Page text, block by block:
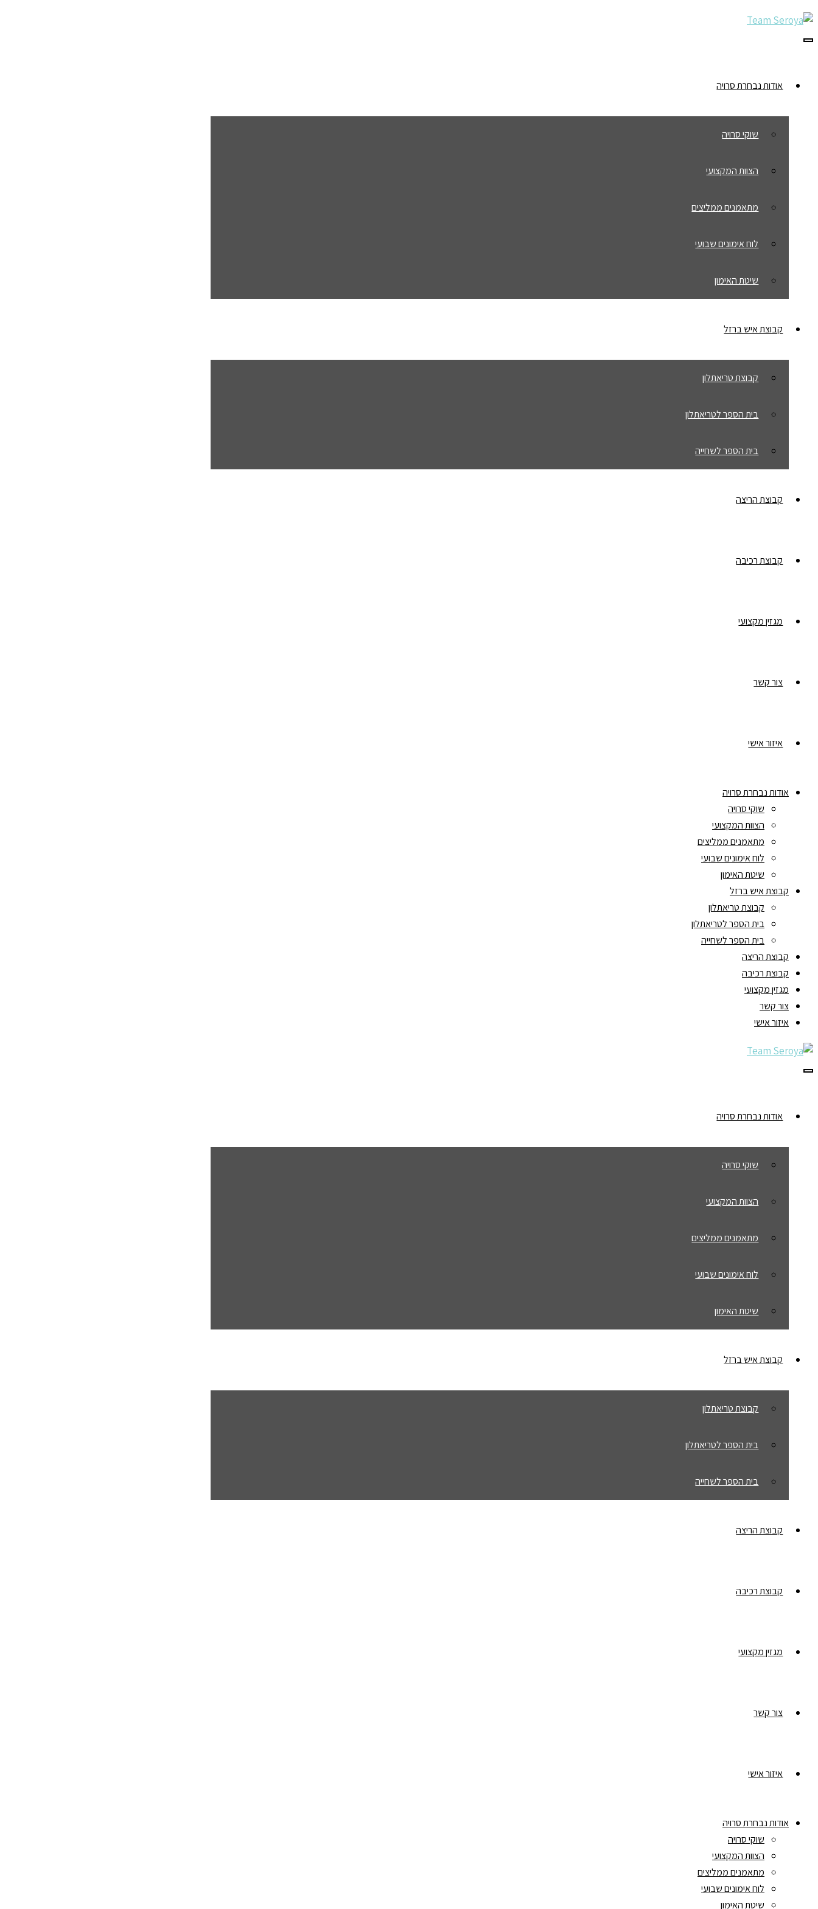
תפריט
אודות נבחרת סרויה
שוקי סרויה
הצוות המקצועי
מתאמנים ממליצים
לוח אימונים שבועי
שיטת האימון
קבוצת איש ברזל
קבוצת טריאתלון
בית הספר לטריאתלון
בית הספר לשחייה
קבוצת הריצה
קבוצת רכיבה
מגזין מקצועי
צור קשר
איזור אישי
אודות נבחרת סרויה
שוקי סרויה
הצוות המקצועי
מתאמנים ממליצים
לוח אימונים שבועי
שיטת האימון
קבוצת איש ברזל
קבוצת טריאתלון
בית הספר לטריאתלון
בית הספר לשחייה
קבוצת הריצה
קבוצת רכיבה
מגזין מקצועי
צור קשר
איזור אישי
תפריט
אודות נבחרת סרויה
שוקי סרויה
הצוות המקצועי
מתאמנים ממליצים
לוח אימונים שבועי
שיטת האימון
קבוצת איש ברזל
קבוצת טריאתלון
בית הספר לטריאתלון
בית הספר לשחייה
קבוצת הריצה
קבוצת רכיבה
מגזין מקצועי
צור קשר
איזור אישי
אודות נבחרת סרויה
שוקי סרויה
הצוות המקצועי
מתאמנים ממליצים
לוח אימונים שבועי
שיטת האימון